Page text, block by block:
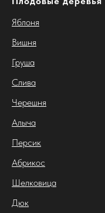
Яблоня
Вишня
Груша
Слива
Черешня
Алыча
Персик
Абрикос
Шелковица
Дюк